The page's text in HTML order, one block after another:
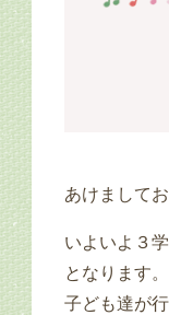
あけまして
いよいよ３
となります。
子ども達が